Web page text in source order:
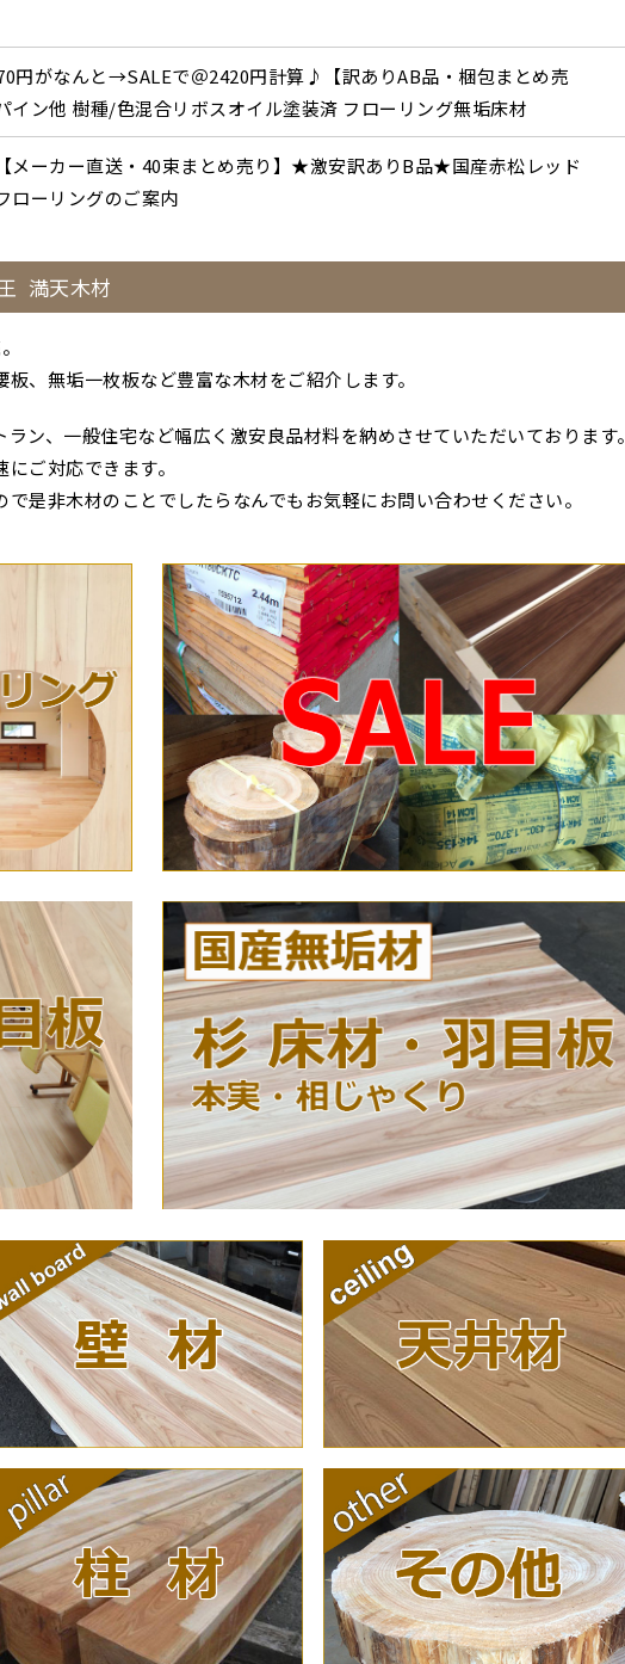
がなんと→SALEで＠2420円計算♪【訳ありAB品・梱包まとめ売
イン他 樹種/色混合リボスオイル塗装済 フローリング無垢床材
メーカー直送・40束まとめ売り】★激安訳ありB品★国産赤松レッド
ローリングのご案内
満天木材
、無垢一枚板など豊富な木材をご紹介します。
ン、一般住宅など幅広く激安良品材料を納めさせていただいております。
ご対応できます。
是非木材のことでしたらなんでもお気軽にお問い合わせください。